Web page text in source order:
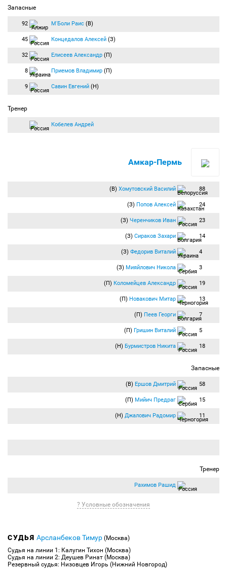
Запасные
92 М'Боли Раис (В)
45 Концедалов Алексей (З)
32 Елисеев Александр (П)
8 Приемов Владимир (П)
9 Савин Евгений (Н)
Тренер
Кобелев Андрей
Амкар-Пермь
(В) Хомутовский Василий 88
(З) Попов Алексей 24
(З) Черенчиков Иван 23
(З) Сираков Захари 14
(З) Федорив Виталий 4
(З) Мияйлович Никола 3
(П) Коломейцев Александр 19
(П) Новакович Митар 13
(П) Пеев Георги 7
(П) Гришин Виталий 5
(Н) Бурмистров Никита 18
Запасные
(В) Ершов Дмитрий 58
(П) Мийич Предраг 15
(Н) Джалович Радомир 11
Тренер
Рахимов Рашид
? Условные обозначения
СУДЬЯ Арсланбеков Тимур (Москва)
Судья на линии 1: Калугин Тихон (Москва)
Судья на линии 2: Деушев Ринат (Москва)
Резервный судья: Низовцев Игорь (Нижний Новгород)